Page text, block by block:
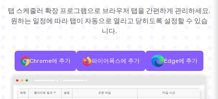
탭 스케줄러 확장 프로그램으로 브라우저 탭을 간편하게 관리하세요.
원하는 일정에 따라 탭이 자동으로 열리고 닫히도록 설정할 수 있습
니다.
Chrome에 추가 파이어폭스에 추가 Edge에 추가
제목 웹사이트 링크 설명 오픈 타임 마감 시간